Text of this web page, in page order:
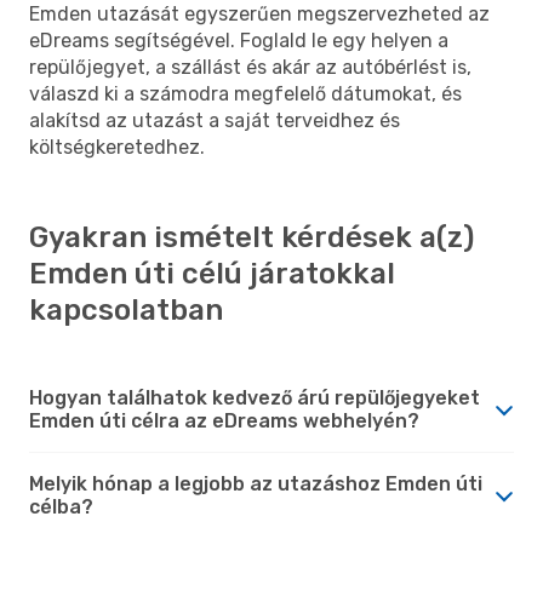
Emden utazását egyszerűen megszervezheted az
eDreams segítségével. Foglald le egy helyen a
repülőjegyet, a szállást és akár az autóbérlést is,
válaszd ki a számodra megfelelő dátumokat, és
alakítsd az utazást a saját terveidhez és
költségkeretedhez.
Gyakran ismételt kérdések a(z)
Emden úti célú járatokkal
kapcsolatban
Hogyan találhatok kedvező árú repülőjegyeket
Emden úti célra az eDreams webhelyén?
Melyik hónap a legjobb az utazáshoz Emden úti
célba?